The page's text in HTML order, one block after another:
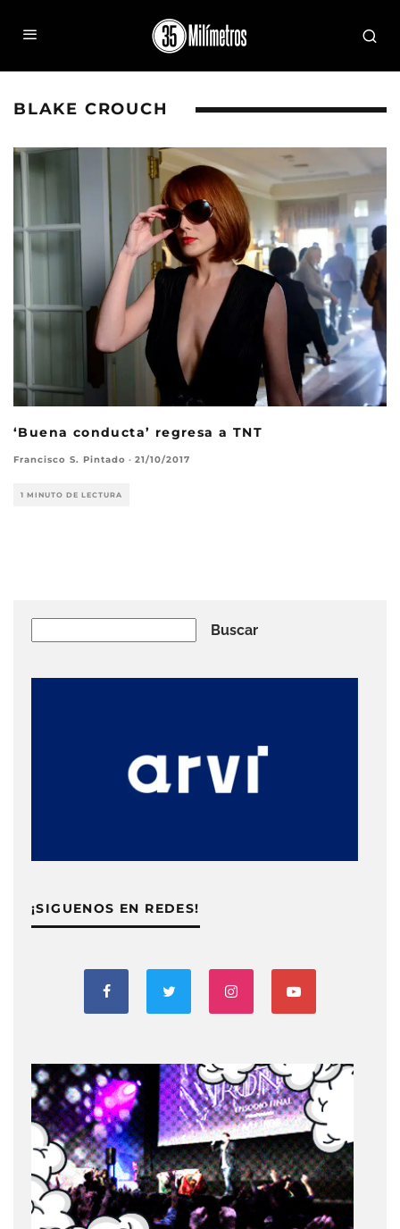
BLAKE CROUCH
‘Buena conducta’ regresa a TNT
Francisco S. Pintado · 21/10/2017
1 MINUTO DE LECTURA
Buscar
¡SIGUENOS EN REDES!